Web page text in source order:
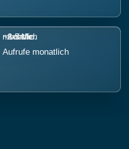
Aufrufe monatlich